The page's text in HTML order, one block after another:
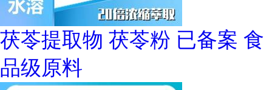
茯苓提取物 茯苓粉 已备案 食
品级原料